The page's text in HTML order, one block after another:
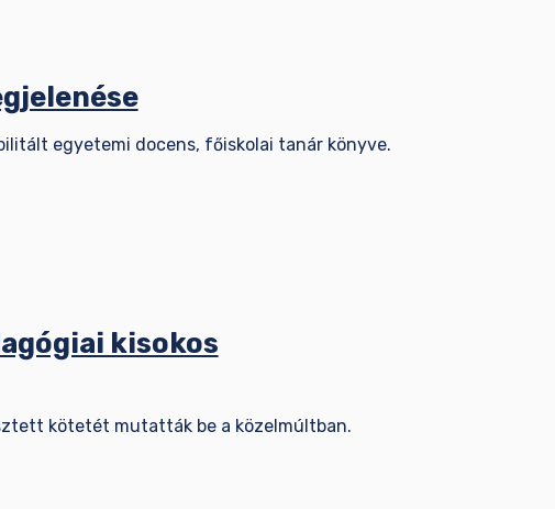
egyetemi docens, főiskolai tanár könyve.
kisokos
kötetét mutatták be a közelmúltban.